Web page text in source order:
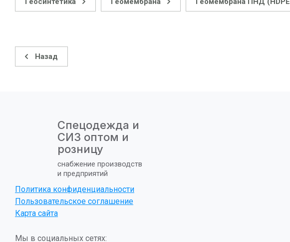
Назад
Спецодежда и
СИЗ оптом и
розницу
снабжение производств
и предприятий
Политика конфиденциальности
Пользовательское соглашение
Карта сайта
Мы в социальных сетях: